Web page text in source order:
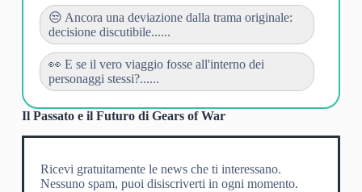
😒 Ancora una deviazione dalla trama originale:
decisione discutibile......
👀 E se il vero viaggio fosse all'interno dei
personaggi stessi?......
Il Passato e il Futuro di Gears of War
Ricevi gratuitamente le news che ti interessano.
Nessuno spam, puoi disiscriverti in ogni momento.